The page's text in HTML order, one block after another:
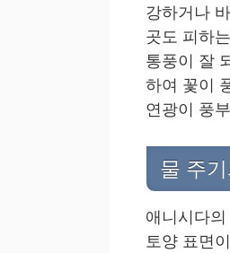
강하거나
곳도 피하
통풍이 잘
하여 꽃이
연광이 풍
물 주
애니시다
토양 표면